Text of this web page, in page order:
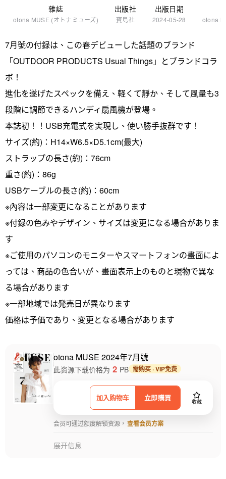
雜誌
otona MUSE (オトナミューズ)
出版社
寶島社
出版日期
2024-05-28 otona
7月號の付録は、この春デビューした話題のブランド
「OUTDOOR PRODUCTS Usual Things」とブランドコラ
ボ！
進化を遂げたスペックを備え、軽くて靜か、そして風量も3
段階に調節できるハンディ扇風機が登場。
本誌初！！USB充電式を実現し、使い勝手抜群です！
サイズ(約)：H14×W6.5×D5.1cm(最大)
ストラップの長さ(約)：76cm
重さ(約)：86g
USBケーブルの長さ(約)：60cm
※內容は一部変更になることがあります
※付録の色みやデザイン、サイズは変更になる場合がありま
す
※ご使用のパソコンのモニターやスマートフォンの畫面によ
っては、商品の色合いが、畫面表示上のものと現物で異な
る場合があります
※一部地域では発売日が異なります
価格は予価であり、変更となる場合があります
otona MUSE 2024年7月號
加入购物车 立即購買 收藏
此资源下载价格为 2 PB 需购买 · VIP免费
会员可通过额度解锁资源， 查看会员方案
展开信息